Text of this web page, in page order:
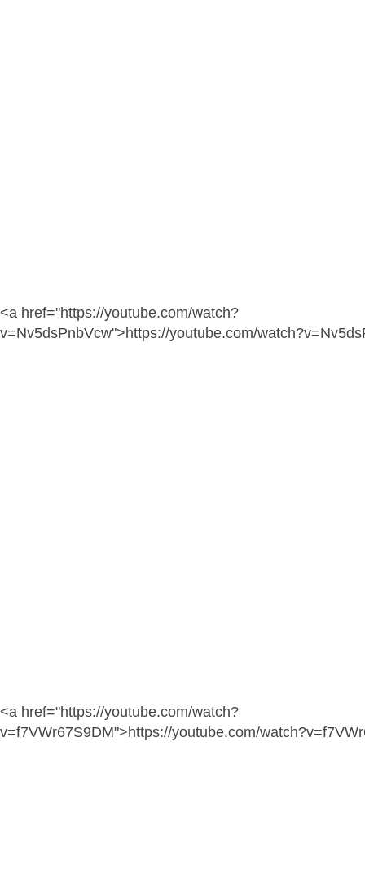
<a href="https://youtube.com/watch?
v=Nv5dsPnbVcw">https://youtube.com/
<a href="https://youtube.com/watch?
v=f7VWr67S9DM">https://youtube.com/